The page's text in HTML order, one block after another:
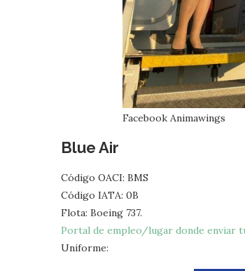
Facebook Animawings
Blue Air
Código OACI: BMS
Código IATA: 0B
Flota: Boeing 737.
Portal de empleo/lugar donde enviar
Uniforme: